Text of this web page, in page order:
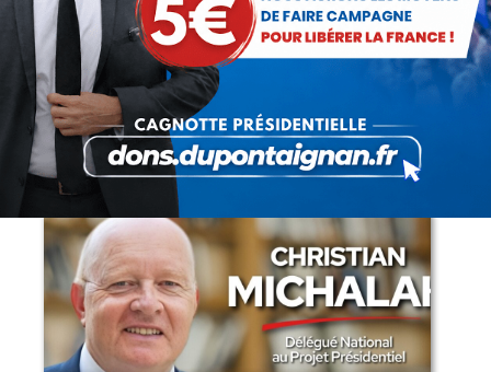
Présomption de légitimité de l’usage des
armes par les forces de l’ordre